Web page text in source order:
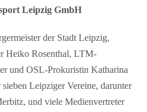
Leipzig GmbH
der Stadt Leipzig,
Heiko Rosenthal, LTM-
und OSL-Prokuristin Katharina
Leipziger Vereine, darunter
und viele Medienvertreter